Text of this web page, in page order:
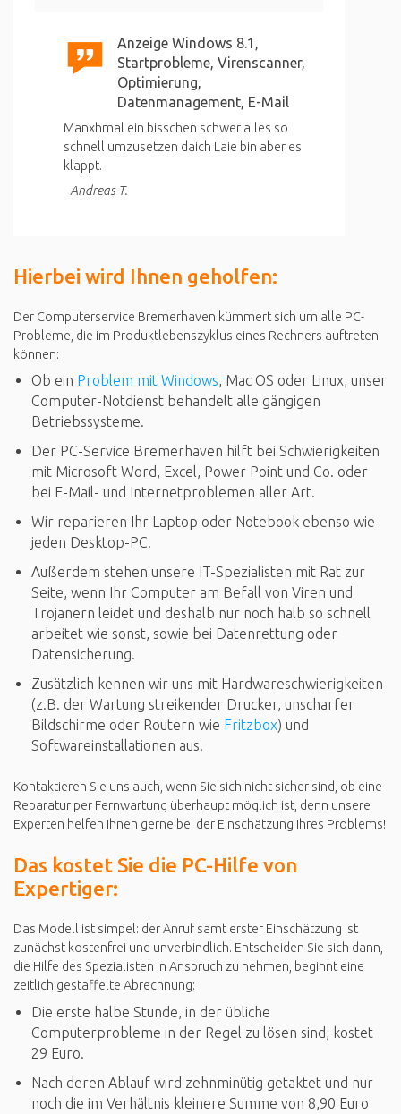
Anzeige Windows 8.1,
Startprobleme, Virenscanner,
Optimierung,
Datenmanagement, E-Mail
Manxhmal ein bisschen schwer alles so
schnell umzusetzen daich Laie bin aber es
klappt.
Andreas T.
Hierbei wird Ihnen geholfen:
Der Computerservice Bremerhaven kümmert sich um alle PC-
Probleme, die im Produktlebenszyklus eines Rechners auftreten
können:
Ob ein Problem mit Windows, Mac OS oder Linux, unser
Computer-Notdienst behandelt alle gängigen
Betriebssysteme.
Der PC-Service Bremerhaven hilft bei Schwierigkeiten
mit Microsoft Word, Excel, Power Point und Co. oder
bei E-Mail- und Internetproblemen aller Art.
Wir reparieren Ihr Laptop oder Notebook ebenso wie
jeden Desktop-PC.
Außerdem stehen unsere IT-Spezialisten mit Rat zur
Seite, wenn Ihr Computer am Befall von Viren und
Trojanern leidet und deshalb nur noch halb so schnell
arbeitet wie sonst, sowie bei Datenrettung oder
Datensicherung.
Zusätzlich kennen wir uns mit Hardwareschwierigkeiten
(z.B. der Wartung streikender Drucker, unscharfer
Bildschirme oder Routern wie Fritzbox) und
Softwareinstallationen aus.
Kontaktieren Sie uns auch, wenn Sie sich nicht sicher sind, ob eine
Reparatur per Fernwartung überhaupt möglich ist, denn unsere
Experten helfen Ihnen gerne bei der Einschätzung Ihres Problems!
Das kostet Sie die PC-Hilfe von
Expertiger:
Das Modell ist simpel: der Anruf samt erster Einschätzung ist
zunächst kostenfrei und unverbindlich. Entscheiden Sie sich dann,
die Hilfe des Spezialisten in Anspruch zu nehmen, beginnt eine
zeitlich gestaffelte Abrechnung:
Die erste halbe Stunde, in der übliche
Computerprobleme in der Regel zu lösen sind, kostet
29 Euro.
Nach deren Ablauf wird zehnminütig getaktet und nur
noch die im Verhältnis kleinere Summe von 8,90 Euro